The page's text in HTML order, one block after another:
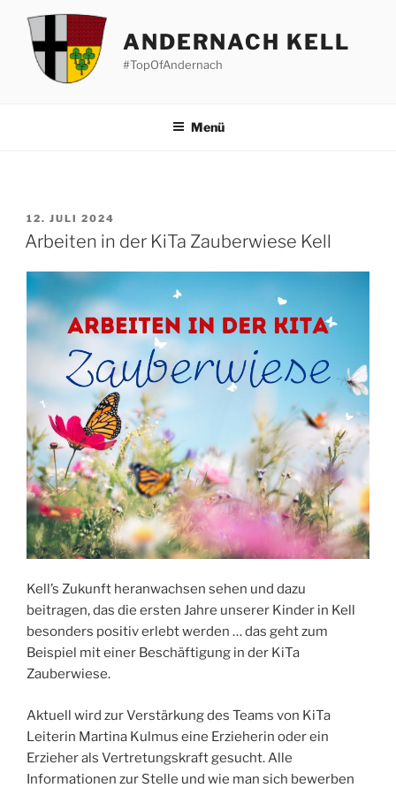
Inhalt
springen
ANDERNACH KELL
#TopOfAndernach
Menü
VERÖFFENTLICHT
AM
12. JULI 2024
Arbeiten in der KiTa Zauberwiese Kell
Kell’s Zukunft heranwachsen sehen und dazu
beitragen, das die ersten Jahre unserer Kinder in Kell
besonders positiv erlebt werden … das geht zum
Beispiel mit einer Beschäftigung in der KiTa
Zauberwiese.
Aktuell wird zur Verstärkung des Teams von KiTa
Leiterin Martina Kulmus eine Erzieherin oder ein
Erzieher als Vertretungskraft gesucht. Alle
Informationen zur Stelle und wie man sich bewerben